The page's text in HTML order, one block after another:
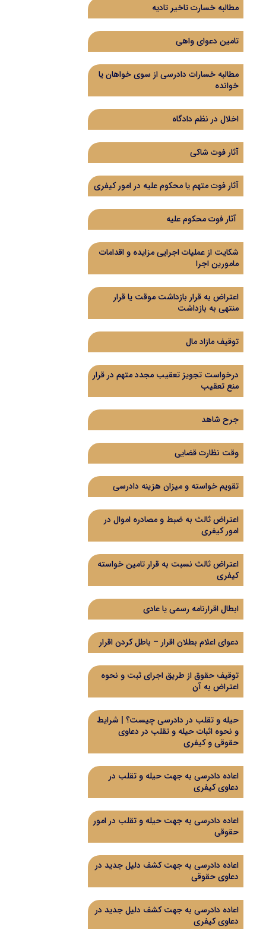
مطالبه خسارت تاخیر تادیه
تامین دعوای واهی
مطالبه خسارات دادرسی از سوی خواهان یا
خوانده
اخلال در نظم دادگاه
آثار فوت شاکی
آثار فوت متهم یا محکوم علیه در امور کیفری
آثار فوت محکوم علیه
شکایت از عملیات اجرایی مزایده و اقدامات
مامورین اجرا
اعتراض به قرار بازداشت موقت یا قرار
منتهی به بازداشت
توقیف مازاد مال
درخواست تجویز تعقیب مجدد متهم در قرار
منع تعقیب
جرح شاهد
وقت نظارت قضایی
تقویم خواسته و میزان هزینه دادرسی
اعتراض ثالث به ضبط و مصادره اموال در
امور کیفری
اعتراض ثالث نسبت به قرار تامین خواسته
کیفری
ابطال اقرارنامه رسمی یا عادی
دعوای اعلام بطلان اقرار – باطل کردن اقرار
توقیف حقوق از طریق اجرای ثبت و نحوه
اعتراض به آن
حیله و تقلب در دادرسی چیست؟ | شرایط
و نحوه اثبات حیله و تقلب در دعاوی
حقوقی و کیفری
اعاده دادرسی به جهت حیله و تقلب در
دعاوی کیفری
اعاده دادرسی به جهت حیله و تقلب در امور
حقوقی
اعاده دادرسی به جهت کشف دلیل جدید در
دعاوی حقوقی
اعاده دادرسی به جهت کشف دلیل جدید در
دعاوی کیفری